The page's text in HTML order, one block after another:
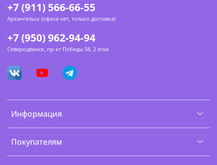
Информация
Покупателям
+7 (911) 566-66-55
Архангельск (офиса нет, только доставка)
+7 (950) 962-94-94
Северодвинск, пр-кт Победы 58, 2 этаж